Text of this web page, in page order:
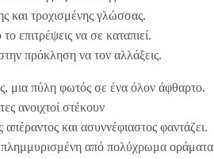
και τροχισμένης γλώσσας.
επιτρέψεις να σε καταπιεί.
πρόκληση να τον αλλάξεις.
μια πύλη φωτός σε ένα όλον άφθαρτο.
ανοιχτοί στέκουν
απέραντος και ασυννέφιαστος φαντάζει.
από πολύχρωμα οράματα